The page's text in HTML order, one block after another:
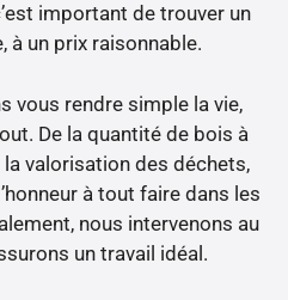
important de trouver un
à un prix raisonnable.
vous rendre simple la vie,
De la quantité de bois à
valorisation des déchets,
à tout faire dans les
nous intervenons au
un travail idéal.